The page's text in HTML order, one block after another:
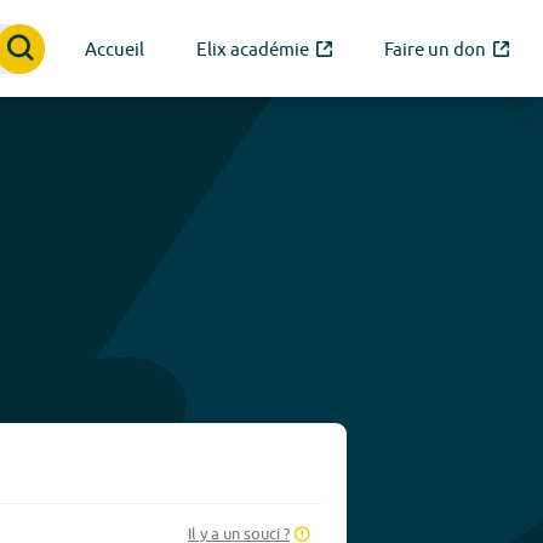
Accueil Elix académie Faire un don
Il y a un souci ?